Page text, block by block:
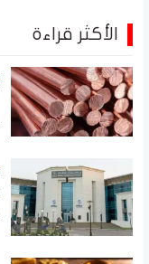
الأكثر قراءة